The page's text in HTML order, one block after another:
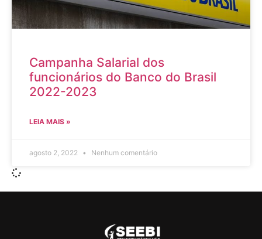
Campanha Salarial dos
funcionários do Banco do Brasil
2022-2023
LEIA MAIS »
agosto 2, 2022 Nenhum comentário